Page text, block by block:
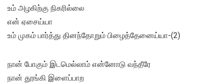
உம் அழகிற்கு நிகரில்லை
என் ஏசைய்யா
உம் முகம் பார்த்து தினந்தோறும் பிழைத்தேனைய்யா-(2)
நான் போகும் இடமெல்லாம் என்னோடு வந்தீரே
நான் தூங்கி இளைப்பாற